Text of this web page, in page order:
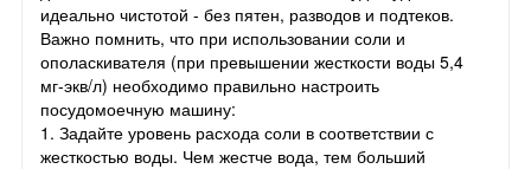
идеально чистотой - без пятен, разводов и подтеков.
Важно помнить, что при использовании соли и
ополаскивателя (при превышении жесткости воды 5,4
мг-экв/л) необходимо правильно настроить
посудомоечную машину:
1. Задайте уровень расхода соли в соответствии с
жесткостью воды. Чем жестче вода, тем больший